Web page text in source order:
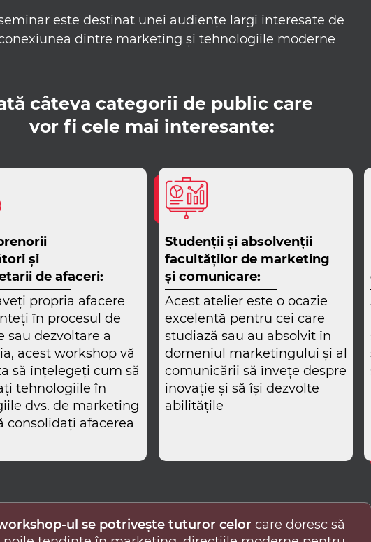
este destinat unei audiențe largi interesate de
dintre marketing și tehnologiile moderne
și
de afaceri:
propria afacere
în procesul de
sau dezvoltare a
acest workshop vă
să înțelegeți cum să
tehnologiile în
dvs. de marketing
consolidați afacerea
câteva categorii de public care
vor fi cele mai interesante:
Studenții și absolvenții
facultăților de marketing
și comunicare:
Acest atelier este o ocazie
excelentă pentru cei care
studiază sau au absolvit în
domeniul marketingului și al
comunicării să învețe despre
inovație și să își dezvolte
abilitățile
ul se potrivește tuturor celor care doresc să